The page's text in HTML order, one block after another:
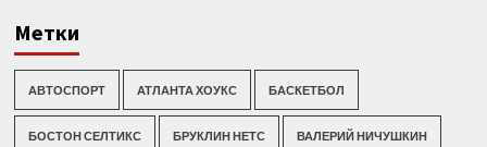
Метки
АВТОСПОРТ АТЛАНТА ХОУКС БАСКЕТБОЛ
БОСТОН СЕЛТИКС БРУКЛИН НЕТС ВАЛЕРИЙ НИЧУШКИН